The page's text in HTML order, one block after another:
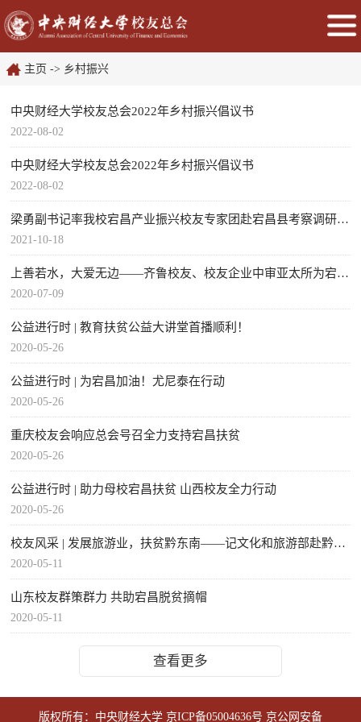
主页 -> 乡村振兴
中央财经大学校友总会2022年乡村振兴倡议书
2022-08-02
中央财经大学校友总会2022年乡村振兴倡议书
2022-08-02
梁勇副书记率我校宕昌产业振兴校友专家团赴宕昌县考察调研乡村振兴工作
2021-10-18
上善若水，大爱无边——齐鲁校友、校友企业中审亚太所为宕昌教育扶贫传递爱心
2020-07-09
公益进行时 | 教育扶贫公益大讲堂首播顺利！
2020-05-26
公益进行时 | 为宕昌加油！尤尼泰在行动
2020-05-26
重庆校友会响应总会号召全力支持宕昌扶贫
2020-05-26
公益进行时 | 助力母校宕昌扶贫 山西校友全力行动
2020-05-26
校友风采 | 发展旅游业，扶贫黔东南——记文化和旅游部赴黔东南挂职干部、黔东南州...
2020-05-11
山东校友群策群力 共助宕昌脱贫摘帽
2020-05-11
查看更多
版权所有：中央财经大学 京ICP备05004636号 京公网安备